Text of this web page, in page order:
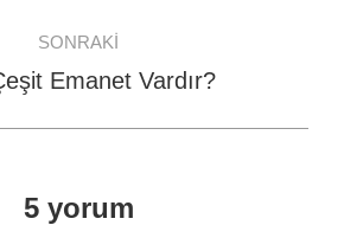
SONRAKI
Next
Emanet Vardır?
5 yorum